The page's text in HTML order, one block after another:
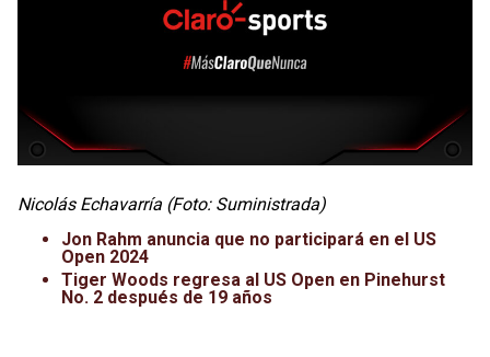
Nicolás Echavarría (Foto: Suministrada)
Jon Rahm anuncia que no participará en el US
Open 2024
Tiger Woods regresa al US Open en Pinehurst
No. 2 después de 19 años